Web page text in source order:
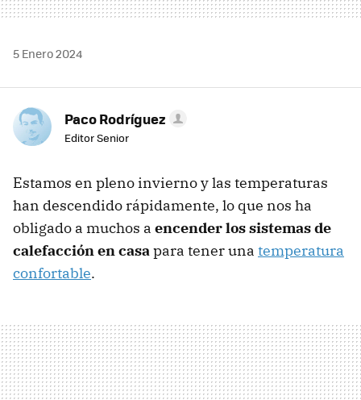
5 Enero 2024
Paco Rodríguez
Editor Senior
Estamos en pleno invierno y las temperaturas
han descendido rápidamente, lo que nos ha
obligado a muchos a encender los sistemas de
calefacción en casapara tener una temperatura
confortable.